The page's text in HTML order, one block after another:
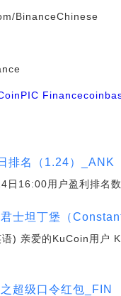
BinanceChinese
PIC Finance
排名（1.24）_ANK
16:00用户盈利排名
士坦丁堡（
亲爱的KuCoin用户
超级口令红包 _FIN